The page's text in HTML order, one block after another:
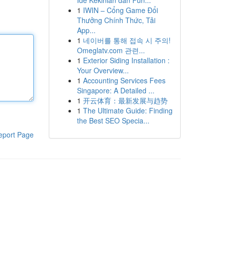
Page
1 IWIN – Cổng Game Đổi
Thưởng Chính Thức, Tải
App...
1 네이버를 통해 접속 시 주의!
Omeglatv.com 관련...
1 Exterior Siding Installation :
Your Overview...
1 Accounting Services Fees
Singapore: A Detailed ...
1 开云体育：最新发展与趋势
1 The Ultimate Guide: Finding
the Best SEO Specia...